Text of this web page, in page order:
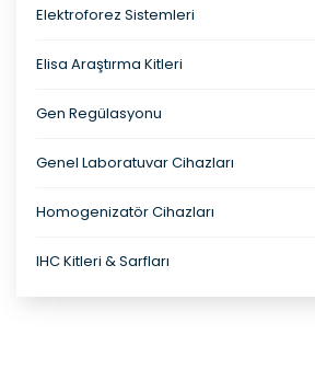
Elektroforez Sistemleri
Elisa Araştırma Kitleri
Gen Regülasyonu
Genel Laboratuvar Cihazları
Homogenizatör Cihazları
IHC Kitleri & Sarfları